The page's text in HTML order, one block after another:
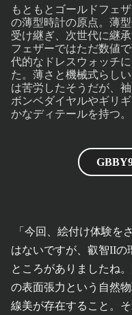
もともとゴールドフェ
の薄型時計の原点。薄
受け継ぎ、次世代に継
フェザーではただ数値
代的なドレスウォッチ
た。薄さと機械式らし
は苦労したそうだが、
ボンベダイヤルやギリ
かなディテールを持つ。
「今回、絵付け体験を
はないですが、叡智IIの
ところがありましたね
の表面張力という自然
線美が存在すること。